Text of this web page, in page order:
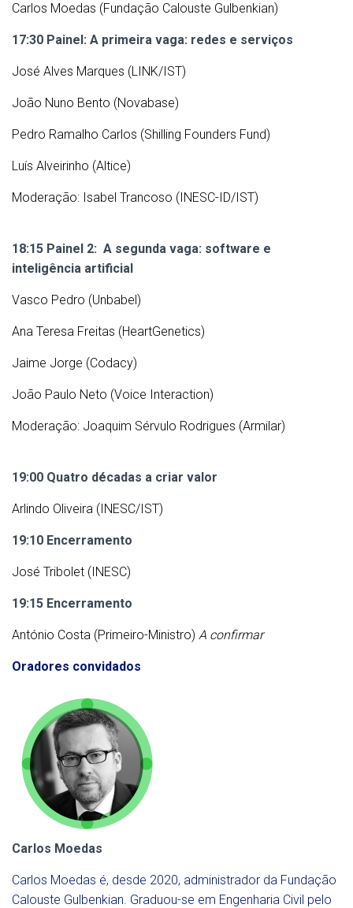
Carlos Moedas (Fundação Calouste Gulbenkian)
17:30 Painel: A primeira vaga: redes e serviços
José Alves Marques (LINK/IST)
João Nuno Bento (Novabase)
Pedro Ramalho Carlos (Shilling Founders Fund)
Luís Alveirinho (Altice)
Moderação: Isabel Trancoso (INESC-ID/IST)
18:15 Painel 2: A segunda vaga: software e
inteligência artificial
Vasco Pedro (Unbabel)
Ana Teresa Freitas (HeartGenetics)
Jaime Jorge (Codacy)
João Paulo Neto (Voice Interaction)
Moderação: Joaquim Sérvulo Rodrigues (Armilar)
19:00 Quatro décadas a criar valor
Arlindo Oliveira (INESC/IST)
19:10 Encerramento
José Tribolet (INESC)
19:15 Encerramento
António Costa (Primeiro-Ministro) A confirmar
Oradores convidados
Carlos Moedas
Carlos Moedas é, desde 2020, administrador da Fundação
Calouste Gulbenkian. Graduou-se em Engenharia Civil pelo